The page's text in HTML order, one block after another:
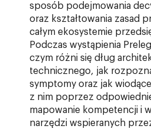
sposób podejmowania
oraz kształtowania zasad
całym ekosystemie
Podczas wystąpienia
czym różni się dług
technicznego, jak
symptomy oraz jak
z nim poprzez
mapowanie kompetencji i
narzędzi wspieranych